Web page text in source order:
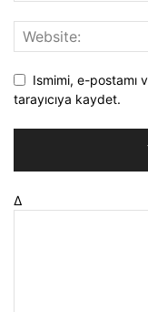
Ismimi, e-postamı
tarayıcıya kaydet.
Δ